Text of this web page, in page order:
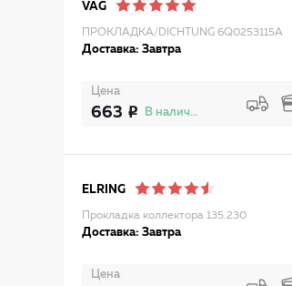
VAG
ПРОКЛАДКА/DICHTUNG 6Q0253115A
Доставка: Завтра
Цена
663 В наличии
ELRING
Прокладка коллектора 135.230
Доставка: Завтра
Цена